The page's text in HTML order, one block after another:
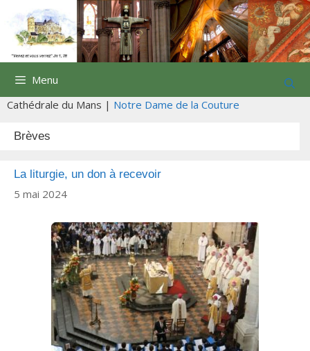
contenu
Menu
Cathédrale du Mans | Notre Dame de la Couture
Brèves
La liturgie, un don à recevoir
5 mai 2024